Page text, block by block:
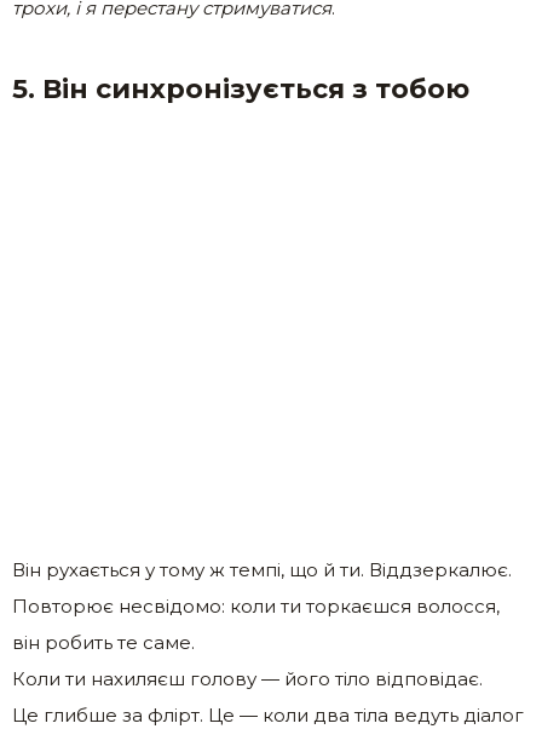
трохи, і я перестану стримуватися.
5. Він синхронізується з тобою
Він рухається у тому ж темпі, що й ти. Віддзеркалює.
Повторює несвідомо: коли ти торкаєшся волосся,
він робить те саме.
Коли ти нахиляєш голову — його тіло відповідає.
Це глибше за флірт. Це — коли два тіла ведуть діалог